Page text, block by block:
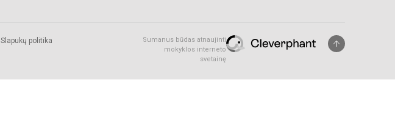
Slapukų politika
Sumanus būdas atnaujinti
mokyklos interneto
svetainę